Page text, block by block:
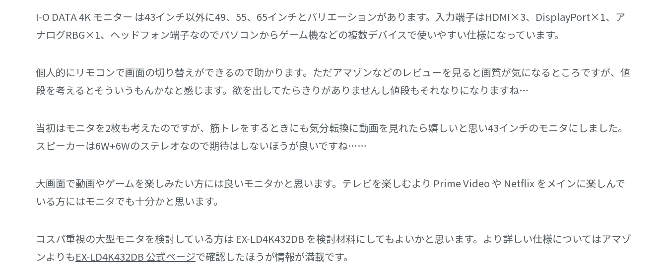
I-O DATA 4K モニター は43インチ以外に49、55、65インチとバリエーションがあります。入力端子はHDMI×3、DisplayPort×1、ア
ナログRBG×1、ヘッドフォン端子なのでパソコンからゲーム機などの複数デバイスで使いやすい仕様になっています。
個人的にリモコンで画面の切り替えができるので助かります。ただアマゾンなどのレビューを見ると画質が気になるところですが、値
段を考えるとそういうもんかなと感じます。欲を出してたらきりがありませんし値段もそれなりになりますね…
当初はモニタを2枚も考えたのですが、筋トレをするときにも気分転換に動画を見れたら嬉しいと思い43インチのモニタにしました。
スピーカーは6W+6Wのステレオなので期待はしないほうが良いですね……
大画面で動画やゲームを楽しみたい方には良いモニタかと思います。テレビを楽しむより Prime Video や Netflix をメインに楽しんで
いる方にはモニタでも十分かと思います。
コスパ重視の大型モニタを検討している方は EX-LD4K432DB を検討材料にしてもよいかと思います。より詳しい仕様についてはアマゾ
ンよりもEX-LD4K432DB 公式ページで確認したほうが情報が満載です。